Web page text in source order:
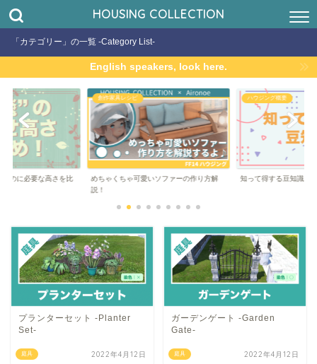
HOUSING COLLECTION
「カテゴリー」の一覧 -Category List-
English speakers, look here.
るのに必要な高さを比
創作家具レシピ
めちゃくちゃ可愛いソファーの作り方解
説！
ハウジング概要
知って得する豆知識
庭具
プランターセット -Planter
Set-
2022年4月12日 庭具
ガーデンゲート -Garden
Gate-
2022年4月12日